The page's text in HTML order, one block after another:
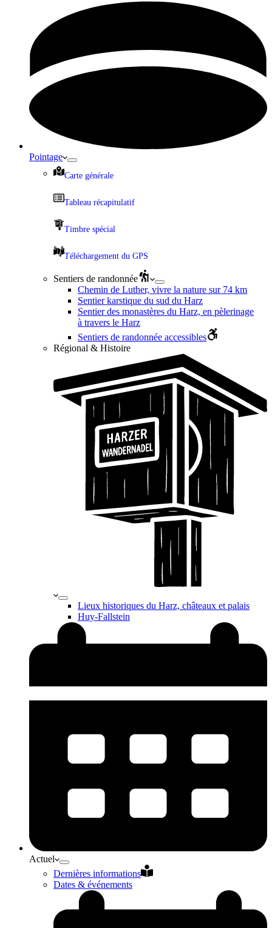
Pointage
Carte générale
Tableau récapitulatif
Timbre spécial
Téléchargement du GPS
Sentiers de randonnée
Chemin de Luther, vivre la nature sur 74 km
Sentier karstique du sud du Harz
Sentier des monastères du Harz, en pèlerinage
à travers le Harz
Sentiers de randonnée accessibles
Régional & Histoire
Lieux historiques du Harz, châteaux et palais
Huy-Fallstein
Actuel
Dernières informations
Dates & événements